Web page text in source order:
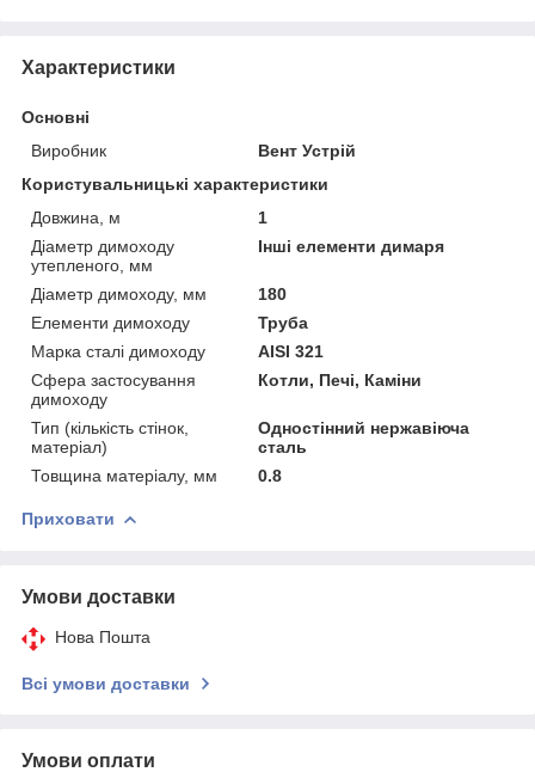
Характеристики
Основні
Виробник
Вент Устрій
Користувальницькі характеристики
Довжина, м
1
Діаметр димоходу
утепленого, мм
Інші елементи димаря
Діаметр димоходу, мм
180
Елементи димоходу
Труба
Марка сталі димоходу
AISI 321
Сфера застосування
димоходу
Котли, Печі, Каміни
Тип (кількість стінок,
матеріал)
Одностінний нержавіюча
сталь
Товщина матеріалу, мм
0.8
Приховати
Умови доставки
Нова Пошта
Всі умови доставки
Умови оплати